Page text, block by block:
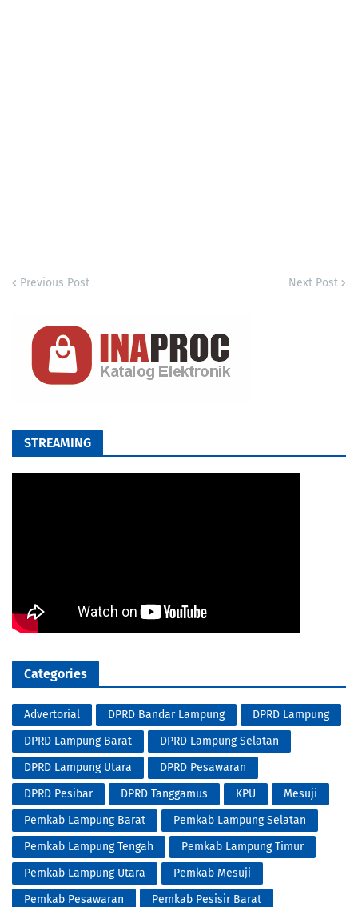
Previous Post Next Post
STREAMING
Categories
Advertorial DPRD Bandar Lampung
DPRD Lampung
DPRD Lampung Barat
DPRD Lampung Selatan
DPRD Lampung Utara
DPRD Pesawaran
DPRD Pesibar
DPRD Tanggamus KPU
Mesuji
Pemkab Lampung Barat
Pemkab Lampung Selatan
Pemkab Lampung Tengah
Pemkab Lampung Timur
Pemkab Lampung Utara
Pemkab Mesuji
Pemkab Pesawaran
Pemkab Pesisir Barat